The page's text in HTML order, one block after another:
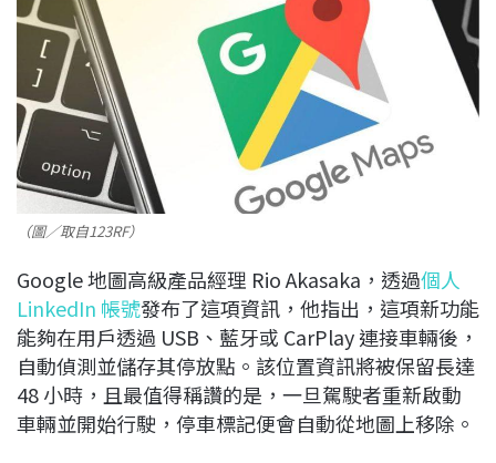
（圖／取自123RF）
Google 地圖高級產品經理 Rio Akasaka，透過個人
LinkedIn 帳號發布了這項資訊，他指出，這項新功能
能夠在用戶透過 USB、藍牙或 CarPlay 連接車輛後，
自動偵測並儲存其停放點。該位置資訊將被保留長達
48 小時，且最值得稱讚的是，一旦駕駛者重新啟動
車輛並開始行駛，停車標記便會自動從地圖上移除。